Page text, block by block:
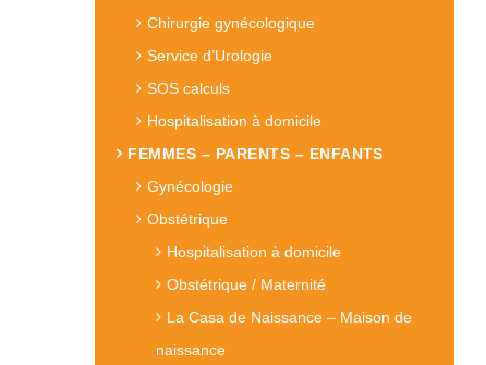
Chirurgie gynécologique
Service d’Urologie
SOS calculs
Hospitalisation à domicile
FEMMES – PARENTS – ENFANTS
Gynécologie
Obstétrique
Hospitalisation à domicile
Obstétrique / Maternité
La Casa de Naissance – Maison de
naissance